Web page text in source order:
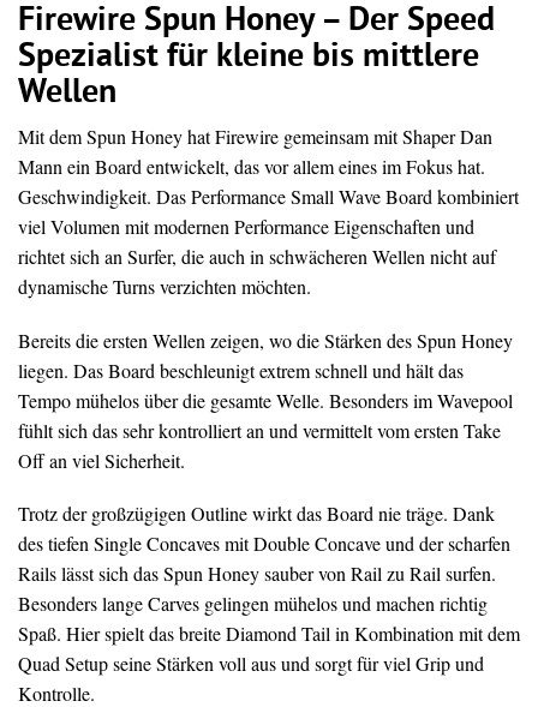
Firewire Spun Honey – Der Speed
Spezialist für kleine bis mittlere
Wellen
Mit dem Spun Honey hat Firewire gemeinsam mit Shaper Dan
Mann ein Board entwickelt, das vor allem eines im Fokus hat.
Geschwindigkeit. Das Performance Small Wave Board kombiniert
viel Volumen mit modernen Performance Eigenschaften und
richtet sich an Surfer, die auch in schwächeren Wellen nicht auf
dynamische Turns verzichten möchten.
Bereits die ersten Wellen zeigen, wo die Stärken des Spun Honey
liegen. Das Board beschleunigt extrem schnell und hält das
Tempo mühelos über die gesamte Welle. Besonders im Wavepool
fühlt sich das sehr kontrolliert an und vermittelt vom ersten Take
Off an viel Sicherheit.
Trotz der großzügigen Outline wirkt das Board nie träge. Dank
des tiefen Single Concaves mit Double Concave und der scharfen
Rails lässt sich das Spun Honey sauber von Rail zu Rail surfen.
Besonders lange Carves gelingen mühelos und machen richtig
Spaß. Hier spielt das breite Diamond Tail in Kombination mit dem
Quad Setup seine Stärken voll aus und sorgt für viel Grip und
Kontrolle.